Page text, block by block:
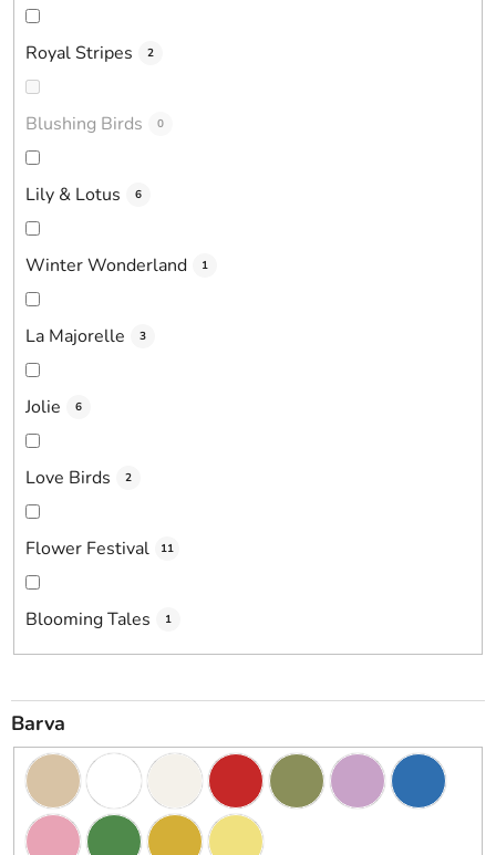
Royal Stripes 2
Blushing Birds 0
Lily & Lotus 6
Winter Wonderland 1
La Majorelle 3
Jolie 6
Love Birds 2
Flower Festival 11
Blooming Tales 1
Barva